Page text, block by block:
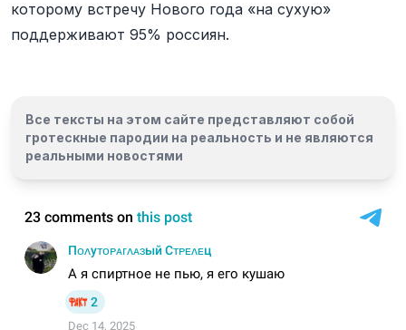
которому встречу Нового года «на сухую»
поддерживают 95% россиян.
Все тексты на этом сайте представляют собой
гротескные пародии на реальность и не являются
реальными новостями